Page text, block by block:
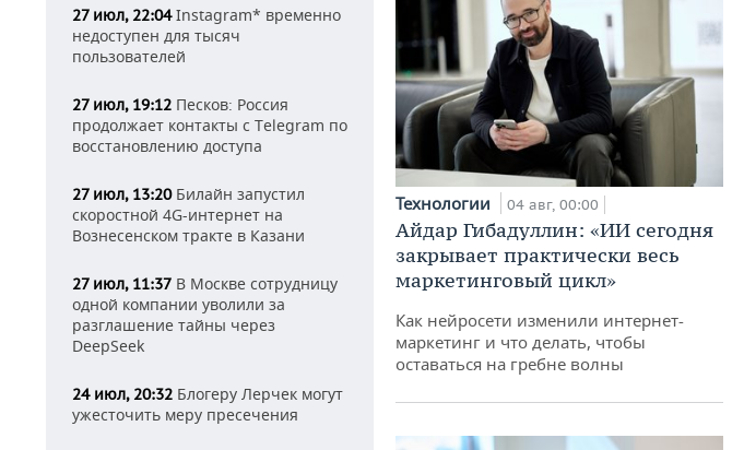
27 июл, 22:04Instagram* временно
недоступен для тысяч
пользователей
27 июл, 19:12 Песков: Россия
продолжает контакты с Telegram по
восстановлению доступа
27 июл, 13:20Билайн запустил
скоростной 4G-интернет на
Вознесенском тракте в Казани
27 июл, 11:37 В Москве сотрудницу
одной компании уволили за
разглашение тайны через
DeepSeek
24 июл, 20:32 Блогеру Лерчек могут
ужесточить меру пресечения
Технологии 04 авг, 00:00
Айдар Гибадуллин: «ИИ сегодня
закрывает практически весь
маркетинговый цикл»
Как нейросети изменили интернет-
маркетинг и что делать, чтобы
оставаться на гребне волны